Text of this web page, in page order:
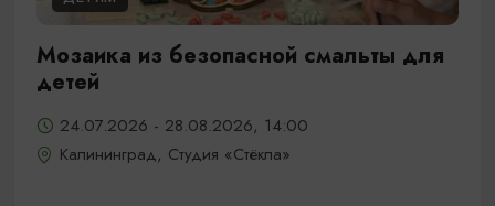
Мозаика из безопасной смальты для
детей
24.07.2026 - 28.08.2026, 14:00
Калининград, Студия «Стёкла»